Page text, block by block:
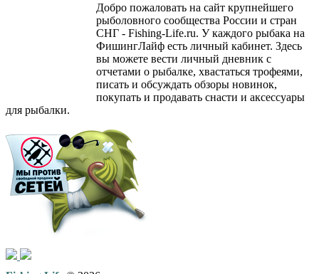
Добро пожаловать на сайт крупнейшего
рыболовного сообщества России и стран
СНГ - Fishing-Life.ru. У каждого рыбака на
ФишингЛайф есть личный кабинет. Здесь
вы можете вести личный дневник с
отчетами о рыбалке, хвастаться трофеями,
писать и обсуждать обзоры новинок,
покупать и продавать снасти и аксессуары
для рыбалки.